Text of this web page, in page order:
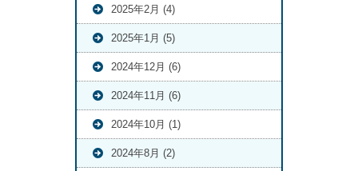
2025年2月 (4)
2025年1月 (5)
2024年12月 (6)
2024年11月 (6)
2024年10月 (1)
2024年8月 (2)